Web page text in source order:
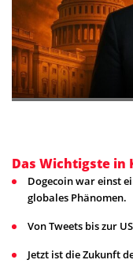
Das Wichtigste in
Dogecoin war einst
globales Phänomen.
Von Tweets bis zur
Jetzt ist die Zukunft